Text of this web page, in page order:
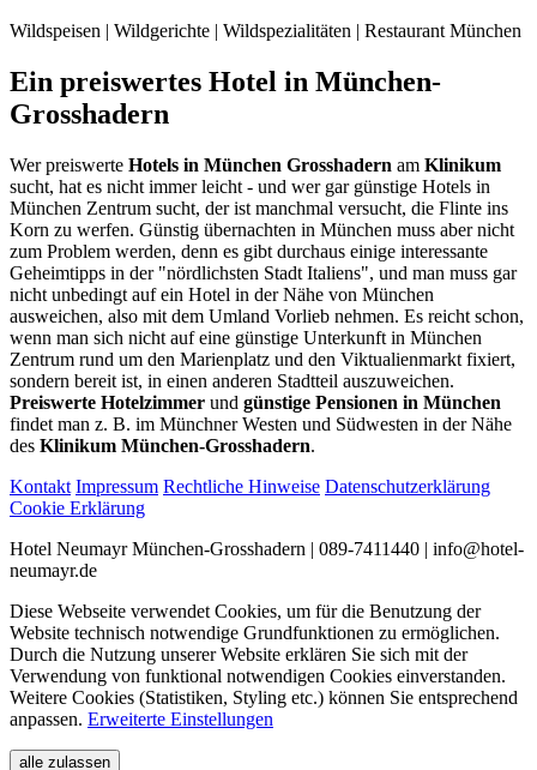
Wildspeisen | Wildgerichte | Wildspezialitäten | Restaurant München
Ein preiswertes Hotel in München-
Grosshadern
Wer preiswerte Hotels in München Grosshadern am Klinikum
sucht, hat es nicht immer leicht - und wer gar günstige Hotels in
München Zentrum sucht, der ist manchmal versucht, die Flinte ins
Korn zu werfen. Günstig übernachten in München muss aber nicht
zum Problem werden, denn es gibt durchaus einige interessante
Geheimtipps in der "nördlichsten Stadt Italiens", und man muss gar
nicht unbedingt auf ein Hotel in der Nähe von München
ausweichen, also mit dem Umland Vorlieb nehmen. Es reicht schon,
wenn man sich nicht auf eine günstige Unterkunft in München
Zentrum rund um den Marienplatz und den Viktualienmarkt fixiert,
sondern bereit ist, in einen anderen Stadtteil auszuweichen.
Preiswerte Hotelzimmer und günstige Pensionen in München
findet man z. B. im Münchner Westen und Südwesten in der Nähe
des Klinikum München-Grosshadern.
Kontakt Impressum Rechtliche Hinweise Datenschutzerklärung
Cookie Erklärung
Hotel Neumayr München-Grosshadern | 089-7411440 | info@hotel-
neumayr.de
Diese Webseite verwendet Cookies, um für die Benutzung der
Website technisch notwendige Grundfunktionen zu ermöglichen.
Durch die Nutzung unserer Website erklären Sie sich mit der
Verwendung von funktional notwendigen Cookies einverstanden.
Weitere Cookies (Statistiken, Styling etc.) können Sie entsprechend
anpassen. Erweiterte Einstellungen
alle zulassen